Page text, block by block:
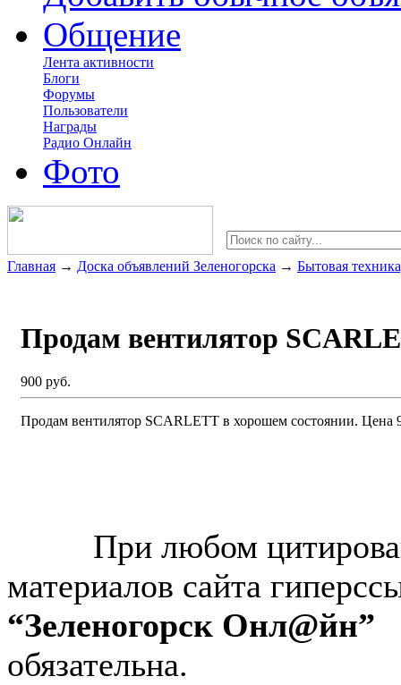
Общение
Лента активности
Блоги
Форумы
Пользователи
Награды
Радио Онлайн
Фото
Главная → Доска объявлений Зеленогорска → Бытовая
Продам вентилятор
900 руб.
Продам вентилятор SCARLETT в хорошем состоянии. Цена
При любом
материалов сайта
“Зеленогорск Онл@йн”
обязательна.